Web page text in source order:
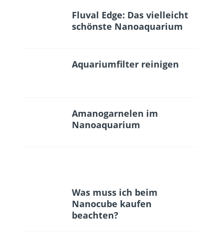
Fluval Edge: Das vielleicht
schönste Nanoaquarium
Aquariumfilter reinigen
Amanogarnelen im
Nanoaquarium
Was muss ich beim
Nanocube kaufen
beachten?